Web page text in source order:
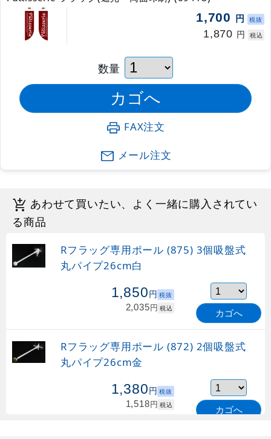
1,700 円 税抜
1,870 円 税込
数量
FAX注文
メール注文
あわせて買いたい、よく一緒に購入されてい
る商品
Rフラッグ専用ポール (875) 3個吸盤式
丸パイプ26cm白
1,850円 税抜
2,035円 税込 カゴへ
Rフラッグ専用ポール (872) 2個吸盤式
丸パイプ26cm金
1,380円 税抜
1,518円 税込 カゴへ